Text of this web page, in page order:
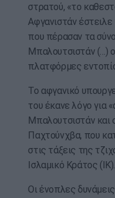
στρατού, «το
Αφγανιστάν
που πέρασαν τα
Μπαλουτσιστάν (…)
πλατφόρμες
Το αφγανικό
του έκανε λόγο για
Μπαλουτσιστάν και
Παχτούνχβα, που
στις τάξεις της
Ισλαμικό Κράτος (ΙΚ).
Οι ένοπλες